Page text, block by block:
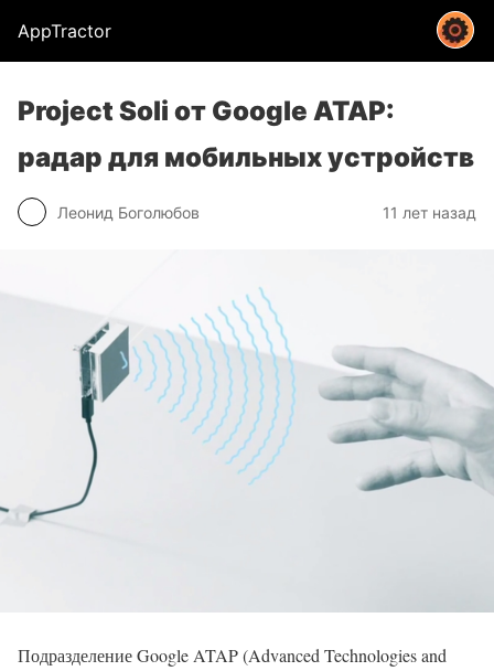
AppTractor
Project Soli от Google ATAP:
радар для мобильных устройств
Леонид Боголюбов 11 лет назад
Подразделение Google ATAP (Advanced Technologies and